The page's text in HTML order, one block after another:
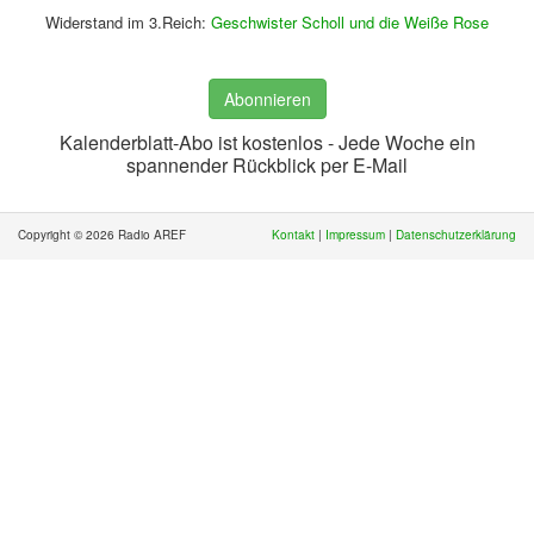
Widerstand im 3.Reich: Geschwister Scholl und die Weiße Rose
Abonnieren
Kalenderblatt-Abo ist kostenlos - Jede Woche ein
spannender Rückblick per E-Mail
Copyright © 2026 Radio AREF Kontakt | Impressum | Datenschutzerklärung